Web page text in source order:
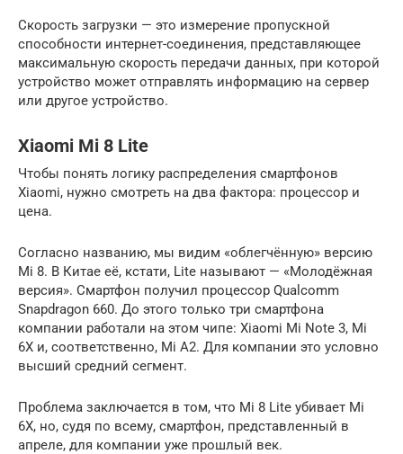
Скорость загрузки — это измерение пропускной
способности интернет-соединения, представляющее
максимальную скорость передачи данных, при которой
устройство может отправлять информацию на сервер
или другое устройство.
Xiaomi Mi 8 Lite
Чтобы понять логику распределения смартфонов
Xiaomi, нужно смотреть на два фактора: процессор и
цена.
Согласно названию, мы видим «облегчённую» версию
Mi 8. В Китае её, кстати, Lite называют — «Молодёжная
версия». Смартфон получил процессор Qualcomm
Snapdragon 660. До этого только три смартфона
компании работали на этом чипе: Xiaomi Mi Note 3, Mi
6X и, соответственно, Mi A2. Для компании это условно
высший средний сегмент.
Проблема заключается в том, что Mi 8 Lite убивает Mi
6X, но, судя по всему, смартфон, представленный в
апреле, для компании уже прошлый век.